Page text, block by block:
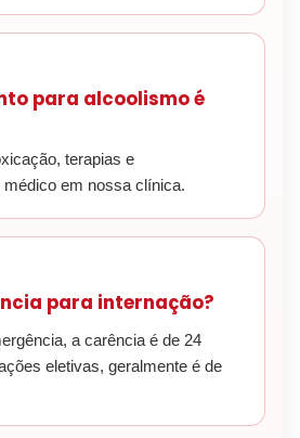
para alcoolismo é
terapias e
em nossa clínica.
para internação?
a carência é de 24
eletivas, geralmente é de